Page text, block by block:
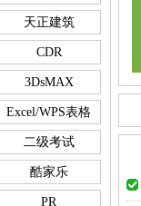
天正建筑
CDR
3DsMAX
Excel/WPS表格
二级考试
酷家乐
PR